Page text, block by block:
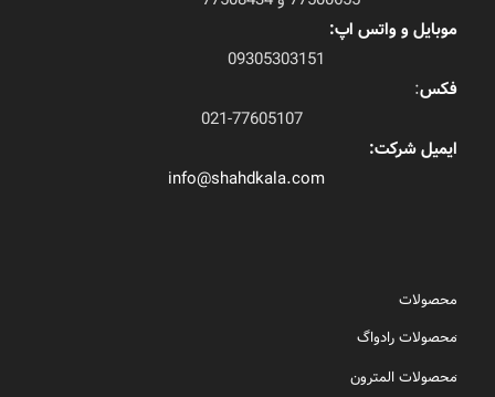
موبایل و واتس اپ:
فکس:
ایمیل شرکت:
info@shahdkala.com
محصولات
محصولات رادواگ
محصولات المترون